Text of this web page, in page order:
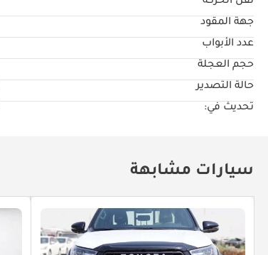
جهة المقود
عدد الأبواب
حجم العجلة
حالة التصدير
تحديث في:
سيارات مشابهة